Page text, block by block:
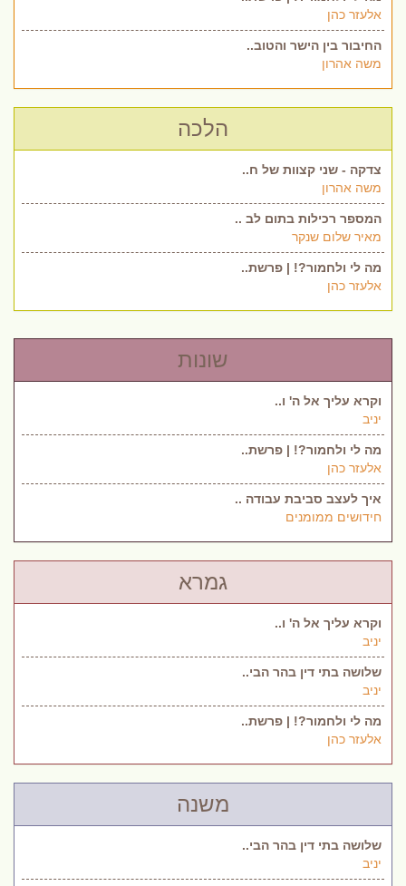
אלעזר כהן
החיבור בין הישר והטוב..
משה אהרון
הלכה
צדקה - שני קצוות של ח..
משה אהרון
המספר רכילות בתום לב ..
מאיר שלום שנקר
מה לי ולחמור?! | פרשת..
אלעזר כהן
שונות
וקרא עליך אל ה' ו..
יניב
מה לי ולחמור?! | פרשת..
אלעזר כהן
איך לעצב סביבת עבודה ..
חידושים ממומנים
גמרא
וקרא עליך אל ה' ו..
יניב
שלושה בתי דין בהר הבי..
יניב
מה לי ולחמור?! | פרשת..
אלעזר כהן
משנה
שלושה בתי דין בהר הבי..
יניב